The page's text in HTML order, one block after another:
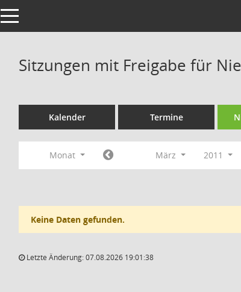
Toggle navigation
Sitzungen mit Freigabe für
Kalender Termine
Monat März 2011
Keine Daten gefunden.
Letzte Änderung: 07.08.2026 19:01:38